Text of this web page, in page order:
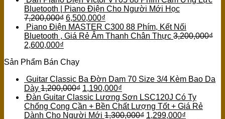
Bluetooth | Piano Điện Cho Người Mới Học
7,200,000₫ 6,500,000₫
Piano Điện MASTER C300 88 Phím, Kết Nối
Bluetooth , Giá Rẻ Âm Thanh Chân Thực 3,200,000₫
2,600,000₫
Sản Phẩm Bán Chạy
Guitar Classic Ba Đờn Dam 70 Size 3/4 Kèm Bao Da
Dày 1,200,000₫ 1,190,000₫
Đàn Guitar Classic Lương Sơn LSC120J Có Ty
Chống Cong Cần + Bền Chất Lượng Tốt + Giá Rẻ
Dành Cho Người Mới 1,300,000₫ 1,299,000₫